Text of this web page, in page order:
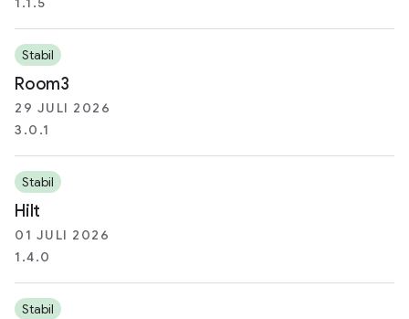
Stabil
Room3
29 JULI 2026
3.0.1
Stabil
Hilt
01 JULI 2026
1.4.0
Stabil